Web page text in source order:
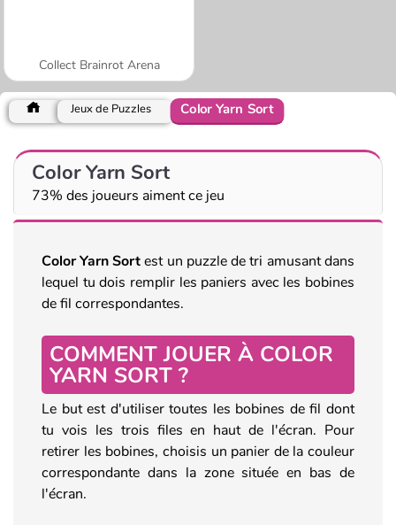
Collect Brainrot Arena
Jeux de Puzzles Color Yarn Sort
Color Yarn Sort
73% des joueurs aiment ce jeu
Color Yarn Sortest un puzzle de tri amusant dans
lequel tu dois remplir les paniers avec les bobines
de fil correspondantes.
COMMENT JOUER À COLOR
YARN SORT ?
Le but est d'utiliser toutes les bobines de fil dont
tu vois les trois files en haut de l'écran. Pour
retirer les bobines, choisis un panier de la couleur
correspondante dans la zone située en bas de
l'écran.